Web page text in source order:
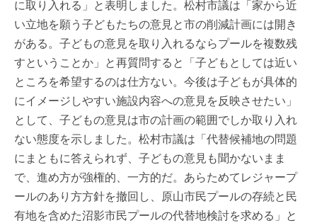
に取り入れる」と表明しました。松村市議は「家から近
い立地を願う子どもたちの意見と市の削減計画には開き
がある。子どもの意見を取り入れるならプールを複数残
すということか」と再質問すると「子どもとしては近い
ところを希望するのは仕方ない。今後は子どもが具体的
にイメージしやすい施設内容への意見を反映させたい」
として、子どもの意見は市の計画の範囲でしか取り入れ
ない態度を示しました。松村市議は「代替候補地の問題
にまともに答えられず、子どもの意見も聞かないまま
で、進め方が強権的、一方的だ。あらためてレジャープ
ールのあり方方針を撤回し、原山市民プールの存続と民
有地を含めた沼影市民プールの代替地検討を求める」と